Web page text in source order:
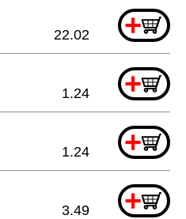
+
22.02
+
1.24
+
1.24
+
3.49